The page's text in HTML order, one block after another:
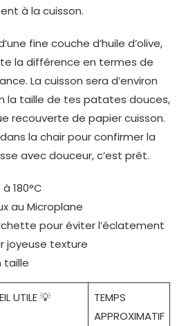
à la cuisson.
fine couche d’huile d’olive,
la différence en termes de
La cuisson sera d’environ
la taille de tes patates douces,
recouverte de papier cuisson.
la chair pour confirmer la
avec douceur, c’est prêt.
180°C
au Microplane
pour éviter l’éclatement
joyeuse texture
taille
UTILE 💡
TEMPS
APPROXIMATIF